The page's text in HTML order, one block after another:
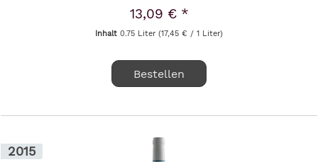
13,09 € *
Inhalt0.75 Liter(17,45 € / 1 Liter)
Bestellen
2015